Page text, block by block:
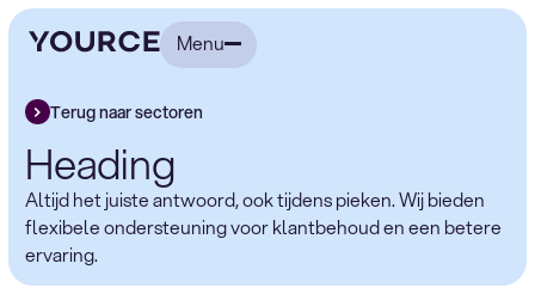
Menu
Terug naar sectoren
Heading
Altijd het juiste antwoord, ook tijdens pieken. Wij bieden
flexibele ondersteuning voor klantbehoud en een betere
ervaring.